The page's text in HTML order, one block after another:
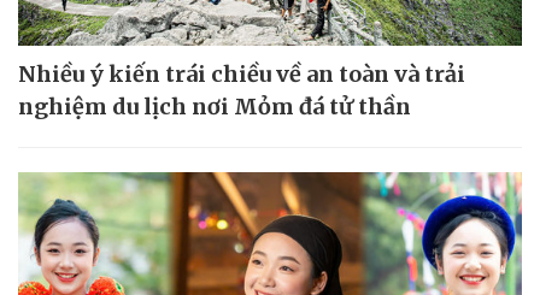
Nhiều ý kiến trái chiều về an toàn và trải
nghiệm du lịch nơi Mỏm đá tử thần